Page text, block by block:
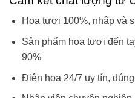
Hoa tươi 100%, nhập và
Sản phẩm hoa tươi đến
90%
Điện hoa 24/7 uy tín,